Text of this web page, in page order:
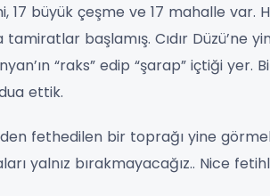
17 büyük çeşme ve 17 mahalle var.
tamiratlar başlamış. Cıdır Düzü’ne
“raks” edip “şarap” içtiği
ettik.
fethedilen bir toprağı yine
yalnız bırakmayacağız.. Nice